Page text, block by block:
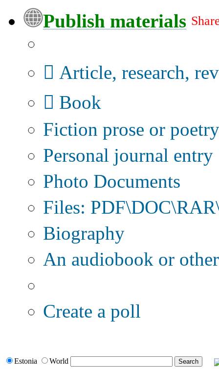
Publish materials
Article, research,
Book
Fiction prose or poetry
Personal journal entry
Photo Documents
Files:
Biography
An audiobook or
Create a poll
Estonia World